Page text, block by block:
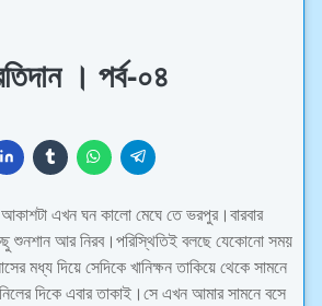
। পর্ব-০৪
এখন ঘন কালো মেঘে তে ভরপুর।বারবার
শুনশান আর নিরব।পরিস্থিতিই বলছে যেকোনো সময়
মধ্য দিয়ে সেদিকে খানিক্ষন তাকিয়ে থেকে সামনে
দিকে এবার তাকাই।সে এখন আমার সামনে বসে